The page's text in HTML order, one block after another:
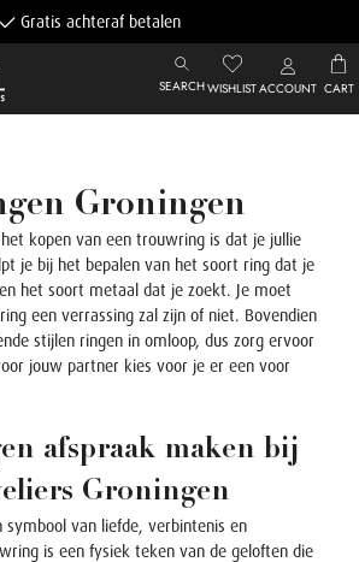
Gratis achteraf betalen
SEARCHWISHLISTACCOUNT CART
Groningen
kopen van een trouwring is dat je jullie
je bij het bepalen van het soort ring dat je
het soort metaal dat je zoekt. Je moet
een verrassing zal zijn of niet. Bovendien
stijlen ringen in omloop, dus zorg ervoor
jouw partner kies voor je er een voor
afspraak maken bij
Groningen
symbool van liefde, verbintenis en
is een fysiek teken van de geloften die